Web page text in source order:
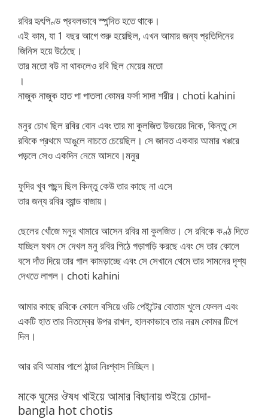
রবির হৃৎপিণ্ড প্রবলভাবে স্পন্দিত হতে থাকে।
এই কাম, যা 1 বছর আগে শুরু হয়েছিল, এখন আমার জন্য প্রতিদিনের
জিনিস হয়ে উঠেছে।
তার মতো বউ না থাকলেও রবি ছিল মেয়ের মতো
।
নাজুক নাজুক হাত পা পাতলা কোমর ফর্সা সাদা শরীর। choti kahini
মনুর চোখ ছিল রবির বোন এবং তার মা কুলজিত উভয়ের দিকে, কিন্তু সে
রবিকে প্রথমে আঙুলে নাচতে চেয়েছিল। সে জানত একবার আমার খপ্পরে
পড়লে সেও একদিন নেমে আসবে।মনুর
ফুদির খুব পছন্দ ছিল কিন্তু কেউ তার কাছে না এসে
তার জন্য রবির ব্যান্ড বাজায়।
ছেলের খোঁজে মনুর খামারে আসেন রবির মা কুলজিত। সে রবিকে কণ্ঠ দিতে
যাচ্ছিল যখন সে দেখল মনু রবির পিঠে গড়াগড়ি করছে এবং সে তার কোলে
বসে দাঁত দিয়ে তার গাল কামড়াচ্ছে এবং সে সেখানে থেমে তার সামনের দৃশ্য
দেখতে লাগল। choti kahini
আমার কাছে রবিকে কোলে বসিয়ে ওডি পেইন্টের বোতাম খুলে ফেলল এবং
একটি হাত তার নিতম্বের উপর রাখল, হালকাভাবে তার নরম কোমর টিপে
দিল।
আর রবি আমার পাশে ঠান্ডা নিঃশ্বাস নিচ্ছিল।
মাকে ঘুমের ঔষধ খাইয়ে আমার বিছানায় শুইয়ে চোদা-
bangla hot chotis